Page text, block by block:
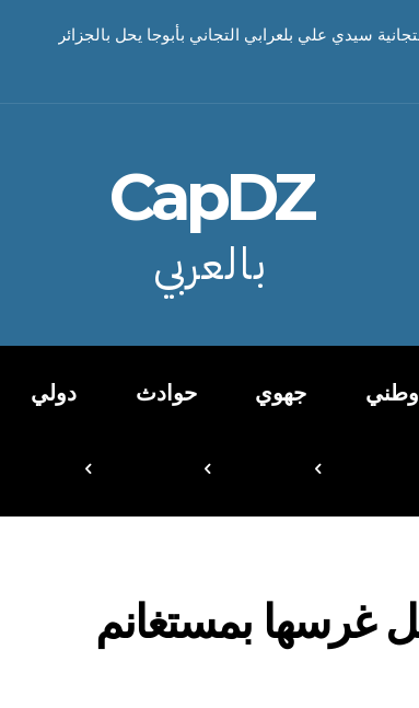
سيدي علي بلعرابي التجاني بأبوجا يحل بالجزائر
CapDZ
بالعربي
وطني جهوي حوادث دولي